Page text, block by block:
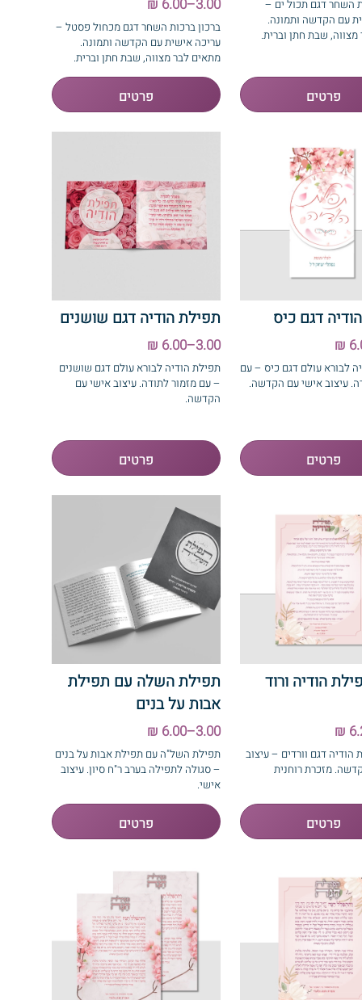
השחר דגם תכול ים –
עם הקדשה ותמונה.
שבת חתן וברית.
3.00–6.00 ₪
ברכון ברכות השחר דגם מכחול פסטל –
עריכה אישית עם הקדשה ותמונה.
מתאים לבר מצווה, שבת חתן וברית.
דגם כיס
לבורא עולם דגם כיס – עם
עיצוב אישי עם הקדשה.
תפילת הודיה דגם שושנים
3.00–6.00 ₪
תפילת הודיה לבורא עולם דגם שושנים
– עם מזמור לתודה. עיצוב אישי עם
הקדשה.
הודיה ורוד
הודיה דגם וורדים – עיצוב
מזכרת רוחנית
תפילת השלה עם תפילת
אבות על בנים
3.00–6.00 ₪
תפילת השל"ה עם תפילת אבות על בנים
– סגולה לתפילה בערב ר"ח סיון. עיצוב
אישי.